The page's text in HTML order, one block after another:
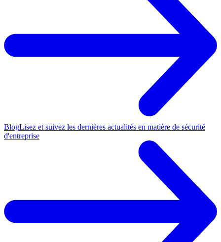
BlogLisez et suivez les dernières actualités en matière de sécurité
d'entreprise